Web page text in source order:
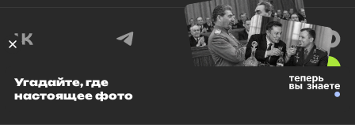
© 1999–2026 Все права защищены.
Угадайте, где
настоящее фото